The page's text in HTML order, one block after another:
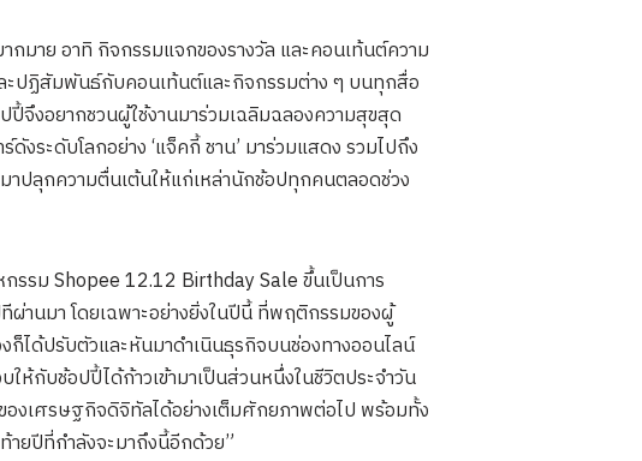
มาย อาทิ กิจกรรมแจกของรางวัล และคอนเท้นต์ความ
ะปฏิสัมพันธ์กับคอนเท้นต์และกิจกรรมต่าง ๆ บนทุกสื่อ
จึงอยากชวนผู้ใช้งานมาร่วมเฉลิมฉลองความสุขสุด
ะดับโลกอย่าง ‘แจ็คกี้ ชาน’ มาร่วมแสดง รวมไปถึง
าปลุกความตื่นเต้นให้แก่เหล่านักช้อปทุกคนตลอดช่วง
รรม Shopee 12.12 Birthday Sale ขึ้นเป็นการ
านมา โดยเฉพาะอย่างยิ่งในปีนี้ ที่พฤติกรรมของผู้
ได้ปรับตัวและหันมาดำเนินธุรกิจบนช่องทางออนไลน์
กับช้อปปี้ได้ก้าวเข้ามาเป็นส่วนหนึ่งในชีวิตประจำวัน
องเศรษฐกิจดิจิทัลได้อย่างเต็มศักยภาพต่อไป พร้อมทั้ง
ายปีที่กำลังจะมาถึงนี้อีกด้วย”